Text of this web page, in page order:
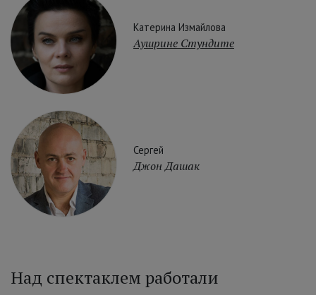
Катерина Измайлова
Аушрине Стундите
Сергей
Джон Дашак
Над спектаклем работали